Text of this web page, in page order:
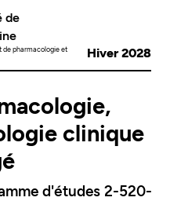
de
de pharmacologie et
Hiver 2028
clinique
d'études 2-520-